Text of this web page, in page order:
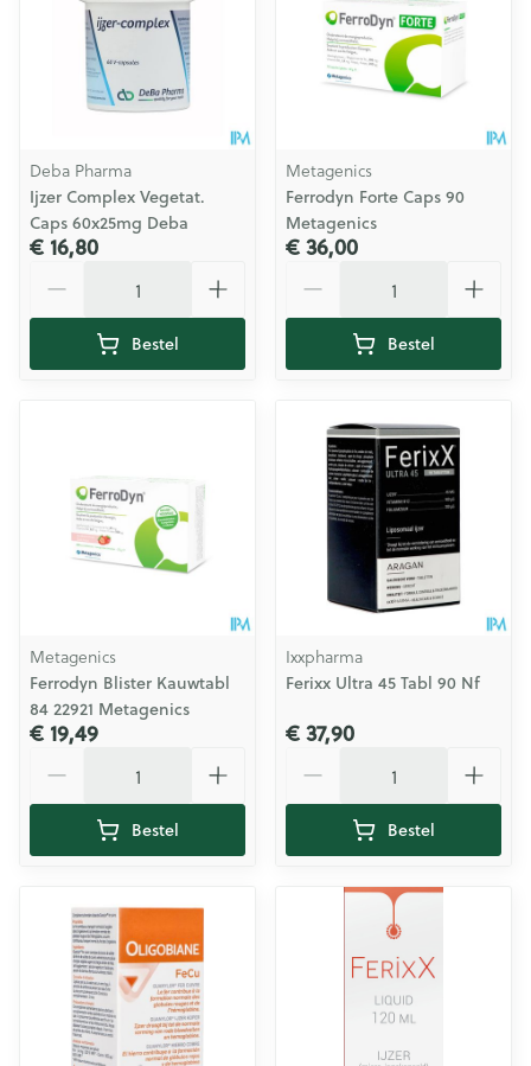
Deba Pharma
Ijzer Complex Vegetat.
Caps 60x25mg Deba
€ 16,80
Bestel
Metagenics
Ferrodyn Forte Caps 90
Metagenics
€ 36,00
Bestel
Metagenics
Ferrodyn Blister Kauwtabl
84 22921 Metagenics
€ 19,49
Bestel
Ixxpharma
Ferixx Ultra 45 Tabl 90 Nf
€ 37,90
Bestel